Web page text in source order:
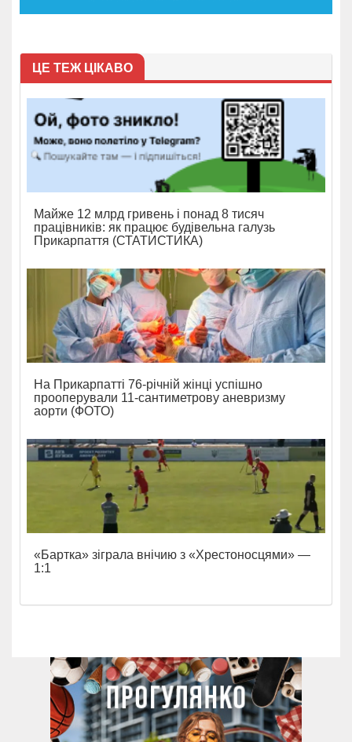
ЦЕ ТЕЖ ЦІКАВО
Майже 12 млрд гривень і понад 8 тисяч
працівників: як працює будівельна галузь
Прикарпаття (СТАТИСТИКА)
На Прикарпатті 76-річній жінці успішно
прооперували 11-сантиметрову аневризму
аорти (ФОТО)
«Бартка» зіграла внічию з «Хрестоносцями» —
1:1